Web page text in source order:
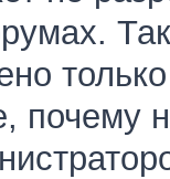
почему